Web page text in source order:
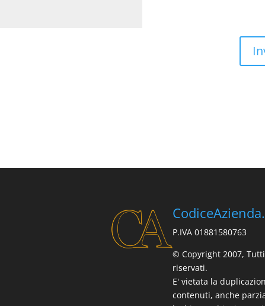
P.IVA 01881580763
© Copyright 2007,
riservati.
E' vietata la
contenuti, anche